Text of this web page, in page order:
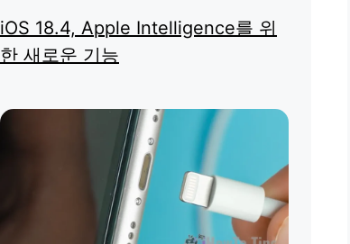
iOS 18.4, Apple Intelligence를 위
한 새로운 기능